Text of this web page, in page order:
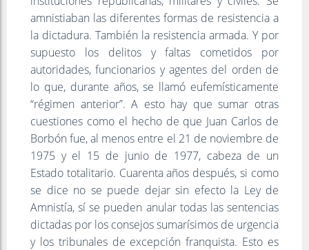
amnistiaban las diferentes formas de resistencia a
la dictadura. También la resistencia armada. Y por
supuesto los delitos y faltas cometidos por
autoridades, funcionarios y agentes del orden de
lo que, durante años, se llamó eufemísticamente
“régimen anterior”. A esto hay que sumar otras
cuestiones como el hecho de que Juan Carlos de
Borbón fue, al menos entre el 21 de noviembre de
1975 y el 15 de junio de 1977, cabeza de un
Estado totalitario. Cuarenta años después, si como
se dice no se puede dejar sin efecto la Ley de
Amnistía, sí se pueden anular todas las sentencias
dictadas por los consejos sumarísimos de urgencia
y los tribunales de excepción franquista. Esto es